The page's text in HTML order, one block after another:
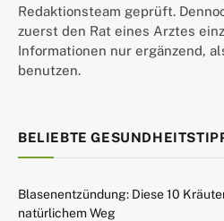
Redaktionsteam geprüft.
zuerst den Rat eines Arztes
Informationen nur ergänzend,
benutzen.
BELIEBTE
Blasenentzündung: Diese 10
natürlichem Weg